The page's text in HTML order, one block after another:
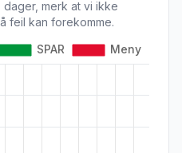
merk at vi ikke
feil kan forekomme.